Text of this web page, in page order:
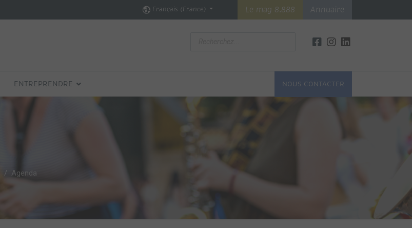
Français (France) Le mag 8.888 Annuaire
ENTREPRENDRE NOUS CONTACTER
Agenda